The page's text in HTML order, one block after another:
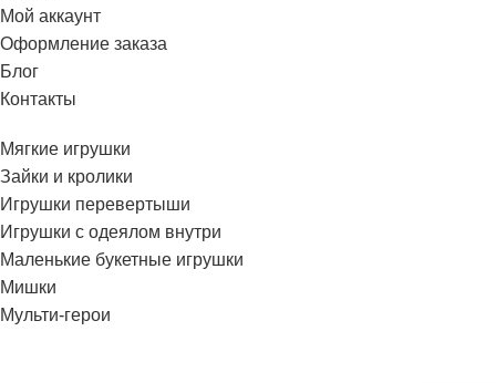
Мой аккаунт
Оформление заказа
Блог
Контакты
Мягкие игрушки
Зайки и кролики
Игрушки перевертыши
Игрушки с одеялом внутри
Маленькие букетные игрушки
Мишки
Мульти-герои